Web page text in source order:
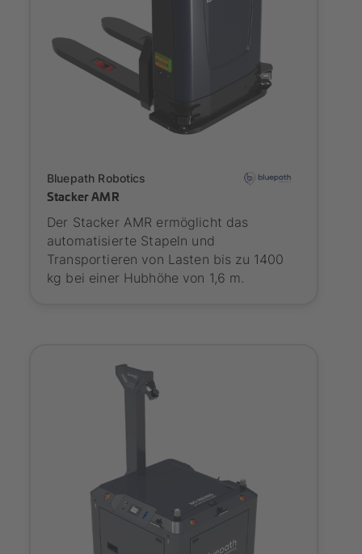
Bluepath Robotics
Stacker AMR
Der Stacker AMR ermöglicht das
automatisierte Stapeln und
Transportieren von Lasten bis zu 1400
kg bei einer Hubhöhe von 1,6 m.